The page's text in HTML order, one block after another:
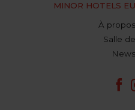
MINOR HOTELS
À
Salle